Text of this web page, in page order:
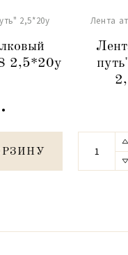
2,5*20y
2,5*20y
Лента